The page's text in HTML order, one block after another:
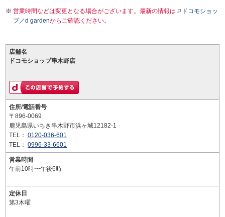
営業時間などは変更となる場合がございます。最新の情報は
ドコモショッ
プ／d gardenからご確認ください。
店舗名
ドコモショップ串木野店
住所/電話番号
〒896-0069
鹿児島県いちき串木野市浜ヶ城12182-1
TEL： 0120-036-601
TEL： 0996-33-6601
営業時間
午前10時〜午後6時
定休日
第3木曜